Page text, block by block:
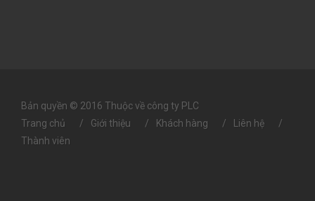
Bản quyền © 2016 Thuộc về công ty PLC
Trang chủ
Giới thiệu Khách hàng
Liên hệ
Thành viên